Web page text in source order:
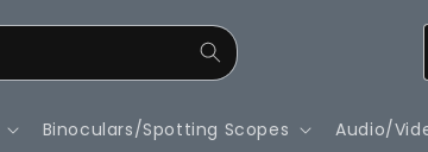
Binoculars/Spotting Scopes Audio/